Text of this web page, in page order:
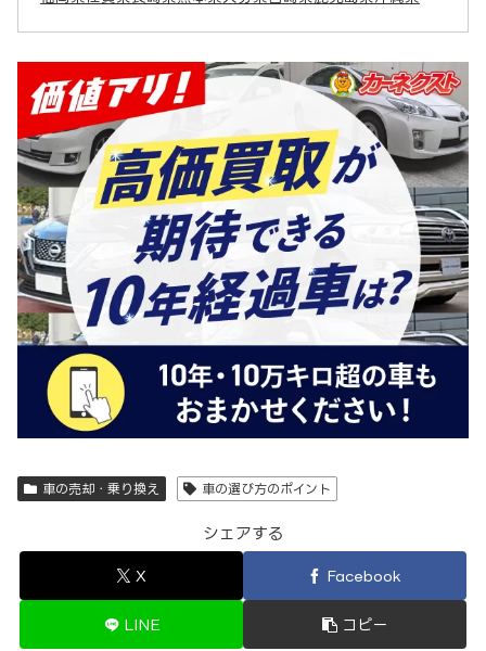
車の売却・乗り換え 車の選び方のポイント
シェアする
X Facebook
LINE コピー